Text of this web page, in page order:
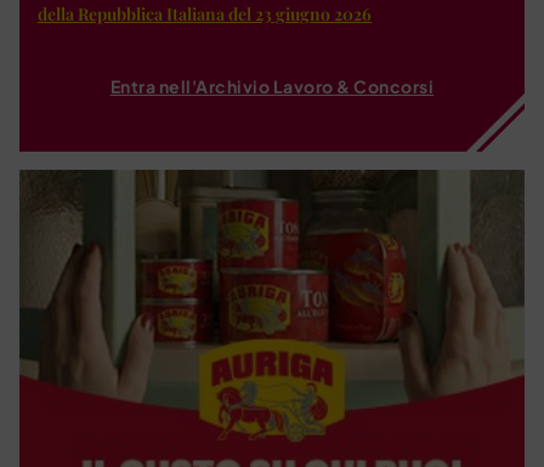
della Repubblica Italiana del 23 giugno 2026
Entra nell'Archivio Lavoro & Concorsi